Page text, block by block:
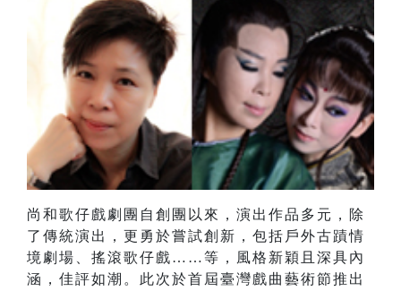
尚和歌仔戲劇團自創團以來，演出作品多元，除
了傳統演出，更勇於嘗試創新，包括戶外古蹟情
境劇場、搖滾歌仔戲……等，風格新穎且深具內
涵，佳評如潮。此次於首屆臺灣戲曲藝術節推出